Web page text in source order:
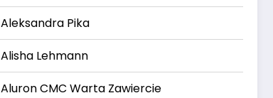
Aleksandra Pika
Alisha Lehmann
Aluron CMC Warta Zawiercie